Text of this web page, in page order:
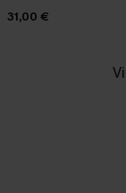
31,00 €